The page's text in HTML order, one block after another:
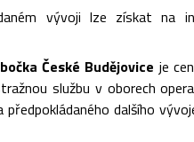
vývoji lze získat na
České Budějovice je
službu v oborech
dalšího